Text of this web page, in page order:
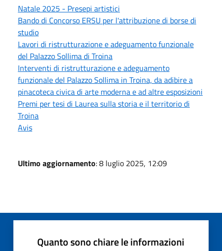
Natale 2025 - Presepi artistici
Bando di Concorso ERSU per l'attribuzione di borse di
studio
Lavori di ristrutturazione e adeguamento funzionale
del Palazzo Sollima di Troina
Interventi di ristrutturazione e adeguamento
funzionale del Palazzo Sollima in Troina, da adibire a
pinacoteca civica di arte moderna e ad altre esposizioni
Premi per tesi di Laurea sulla storia e il territorio di
Troina
Avis
Ultimo aggiornamento: 8 luglio 2025, 12:09
Quanto sono chiare le informazioni